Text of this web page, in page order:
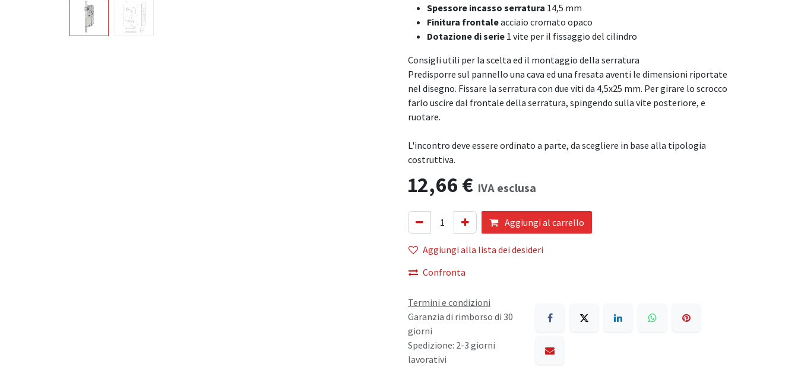
Spessore incasso serratura 14,5 mm
Finitura frontaleacciaio cromato opaco
Dotazione di serie 1 vite per il fissaggio del cilindro
Consigli utili per la scelta ed il montaggio della serratura
Predisporre sul pannello una cava ed una fresata aventi le dimensioni riportate
nel disegno. Fissare la serratura con due viti da 4,5x25 mm. Per girare lo scrocco
farlo uscire dal frontale della serratura, spingendo sulla vite posteriore, e
ruotare.
L'incontro deve essere ordinato a parte, da scegliere in base alla tipologia
costruttiva.
12,66€ IVA esclusa
Aggiungi al carrello
Aggiungi alla lista dei desideri
Confronta
Termini e condizioni
Garanzia di rimborso di 30
giorni
Spedizione: 2-3 giorni
lavorativi